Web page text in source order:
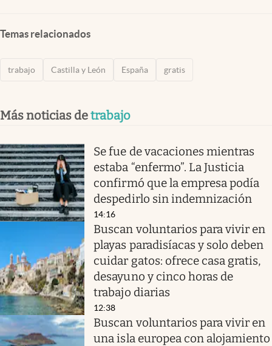
Temas relacionados
trabajo Castilla y León España gratis
Más noticias detrabajo
Se fue de vacaciones mientras
estaba “enfermo”. La Justicia
confirmó que la empresa podía
despedirlo sin indemnización
14:16
Buscan voluntarios para vivir en
playas paradisíacas y solo deben
cuidar gatos: ofrece casa gratis,
desayuno y cinco horas de
trabajo diarias
12:38
Buscan voluntarios para vivir en
una isla europea con alojamiento